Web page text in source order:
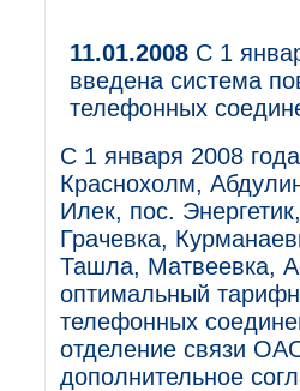
11.01.2008 С 1
введена система
телефонных
С 1 января 2008
Краснохолм,
Илек, пос.
Грачевка,
Ташла, Матвеевка,
оптимальный
телефонных
отделение связи
дополнительное